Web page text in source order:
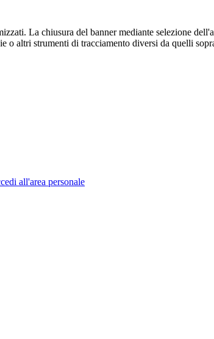
La chiusura del banner mediante selezione
o altri strumenti di tracciamento diversi da quelli
all'area personale